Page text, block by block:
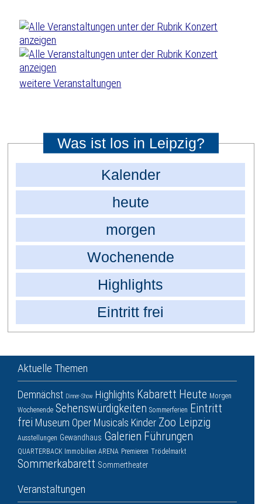
weitere Veranstaltungen
Was ist los in Leipzig?
Kalender
heute
morgen
Wochenende
Highlights
Eintritt frei
Aktuelle Themen
Demnächst Dinner-Show Highlights Kabarett Heute Morgen
Wochenende Sehenswürdigkeiten Sommerferien Eintritt
frei Museum Oper Musicals Kinder Zoo Leipzig
Ausstellungen Gewandhaus Galerien Führungen
QUARTERBACK Immobilien ARENA Premieren Trödelmarkt
Sommerkabarett Sommertheater
Veranstaltungen